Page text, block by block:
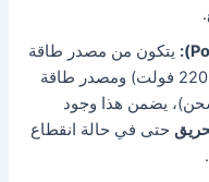
يتكون من مصدر طاقة
رئيسي (عادةً كهرباء المبنى 220 فولت) ومصدر طاقة
يضمن هذا وجود
حتى في حالة انقطاع